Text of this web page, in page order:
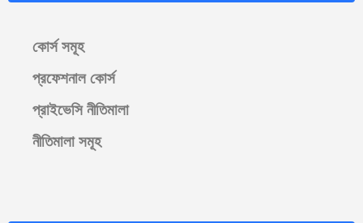
কোর্স সমূহ
প্রফেশনাল কোর্স
প্রাইভেসি নীতিমালা
নীতিমালা সমূহ